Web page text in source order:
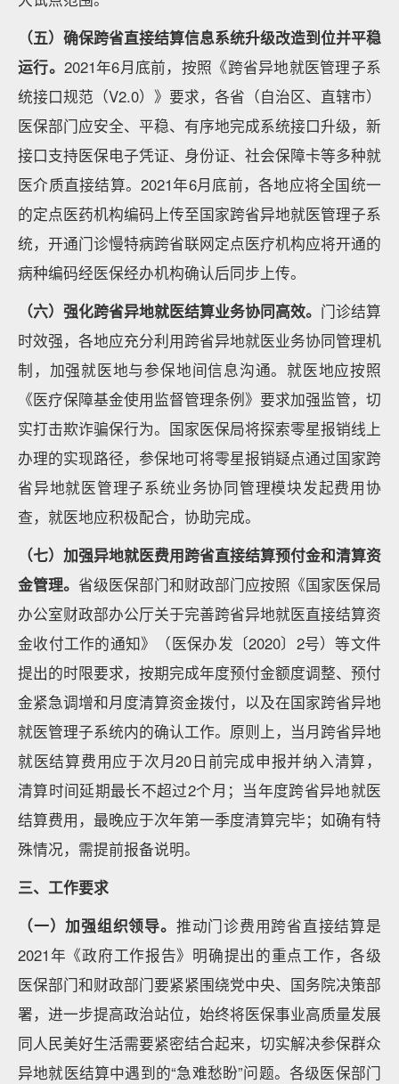
（五）确保跨省直接结算信息系统升级改造到位并平稳
运行。 2021年6月底前，按照《跨省异地就医管理子系
统接口规范（V2.0）》要求，各省（自治区、直辖市）
医保部门应安全、平稳、有序地完成系统接口升级，新
接口支持医保电子凭证、身份证、社会保障卡等多种就
医介质直接结算。2021年6月底前，各地应将全国统一
的定点医药机构编码上传至国家跨省异地就医管理子系
统，开通门诊慢特病跨省联网定点医疗机构应将开通的
病种编码经医保经办机构确认后同步上传。
（六）强化跨省异地就医结算业务协同高效。 门诊结算
时效强，各地应充分利用跨省异地就医业务协同管理机
制，加强就医地与参保地间信息沟通。就医地应按照
《医疗保障基金使用监督管理条例》要求加强监管，切
实打击欺诈骗保行为。国家医保局将探索零星报销线上
办理的实现路径，参保地可将零星报销疑点通过国家跨
省异地就医管理子系统业务协同管理模块发起费用协
查，就医地应积极配合，协助完成。
（七）加强异地就医费用跨省直接结算预付金和清算资
金管理。 省级医保部门和财政部门应按照《国家医保局
办公室财政部办公厅关于完善跨省异地就医直接结算资
金收付工作的通知》（医保办发〔2020〕2号）等文件
提出的时限要求，按期完成年度预付金额度调整、预付
金紧急调增和月度清算资金拨付，以及在国家跨省异地
就医管理子系统内的确认工作。原则上，当月跨省异地
就医结算费用应于次月20日前完成申报并纳入清算，
清算时间延期最长不超过2个月；当年度跨省异地就医
结算费用，最晚应于次年第一季度清算完毕；如确有特
殊情况，需提前报备说明。
三、工作要求
（一）加强组织领导。 推动门诊费用跨省直接结算是
2021年《政府工作报告》明确提出的重点工作，各级
医保部门和财政部门要紧紧围绕党中央、国务院决策部
署，进一步提高政治站位，始终将医保事业高质量发展
同人民美好生活需要紧密结合起来，切实解决参保群众
异地就医结算中遇到的“急难愁盼”问题。各级医保部门